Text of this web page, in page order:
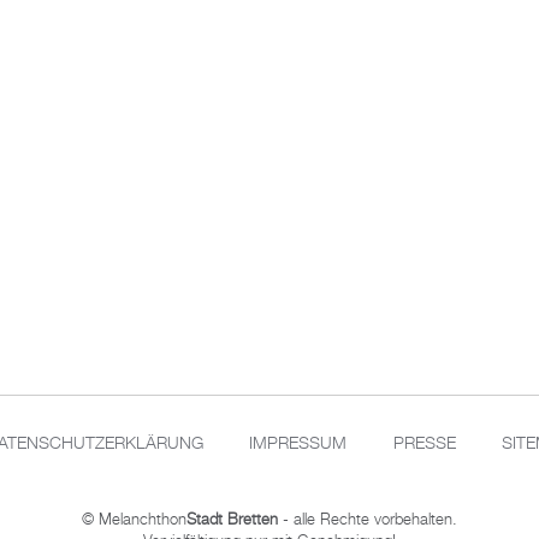
IMPRESSUM PRESSE
© MelanchthonStadt Bretten - alle Rechte vorbehalten.